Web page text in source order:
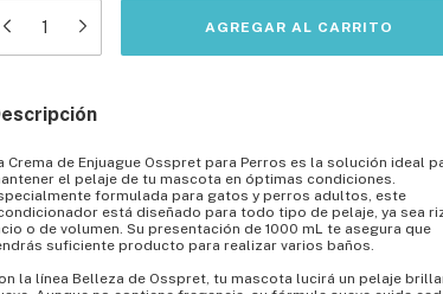
Crema de Enjuague Osspret para Perros es la solución ideal
el pelaje de tu mascota en óptimas condiciones.
formulada para gatos y perros adultos, este
está diseñado para todo tipo de pelaje, ya sea
o de volumen. Su presentación de 1000 mL te asegura que
suficiente producto para realizar varios baños.
la línea Belleza de Osspret, tu mascota lucirá un pelaje